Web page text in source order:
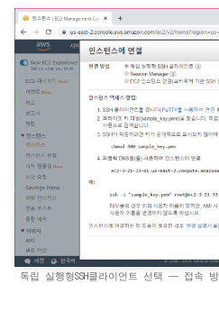
독립 실행형SSH클라이언트 선택 — 접속 방